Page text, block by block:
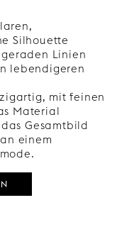
Silhouette
Linien
lebendigeren
mit feinen
Material
Gesamtbild
einem